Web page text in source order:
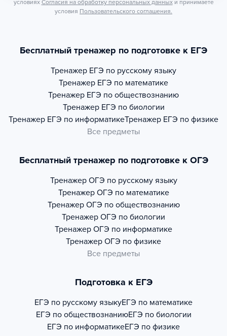
условиях Согласия на обработку персональных данных и принимаете
условия Пользовательского соглашения.
Бесплатный тренажер по подготовке к ЕГЭ
Тренажер ЕГЭ по русскому языку
Тренажер ЕГЭ по математике
Тренажер ЕГЭ по обществознанию
Тренажер ЕГЭ по биологии
Тренажер ЕГЭ по информатикеТренажер ЕГЭ по физике
Все предметы
Бесплатный тренажер по подготовке к ОГЭ
Тренажер ОГЭ по русскому языку
Тренажер ОГЭ по математике
Тренажер ОГЭ по обществознанию
Тренажер ОГЭ по биологии
Тренажер ОГЭ по информатике
Тренажер ОГЭ по физике
Все предметы
Подготовка к ЕГЭ
ЕГЭ по русскому языкуЕГЭ по математике
ЕГЭ по обществознаниюЕГЭ по биологии
ЕГЭ по информатикеЕГЭ по физике